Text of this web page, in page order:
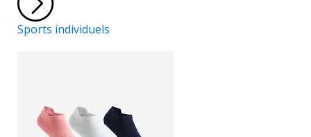
Sports individuels